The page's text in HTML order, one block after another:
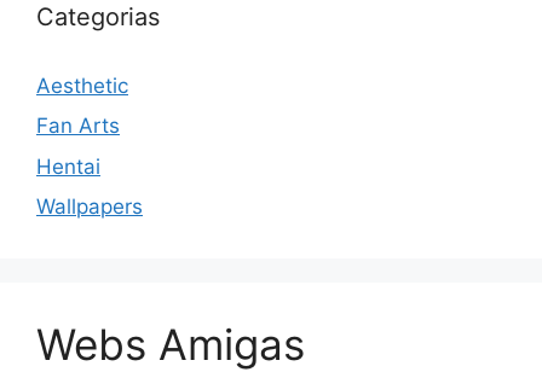
Categorias
Aesthetic
Fan Arts
Hentai
Wallpapers
Webs Amigas